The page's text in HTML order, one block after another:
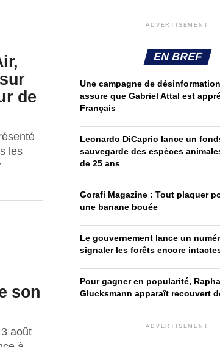
de
les
son
août
ADVERTISEMENT
EN BREF
Une campagne de
assure que Gabriel Attal est
Français
Leonardo DiCaprio lance un
sauvegarde des espèces
de 25 ans
Gorafi Magazine : Tout plaquer
une banane bouée
Le gouvernement lance un
signaler les forêts encore
Pour gagner en popularité,
Glucksmann apparaît recouvert
ADVERTISEMENT